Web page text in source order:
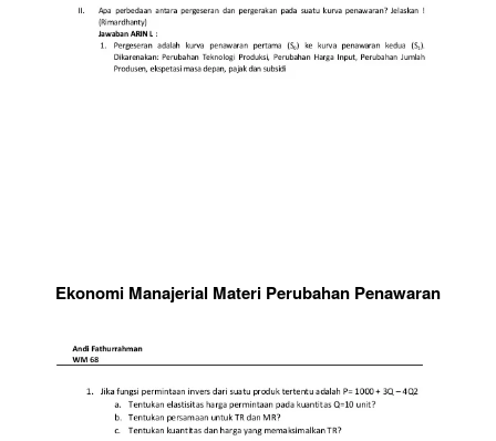
Ekonomi Manajerial Materi Perubahan Penawaran